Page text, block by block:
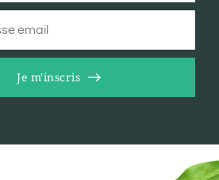
Je m'inscris